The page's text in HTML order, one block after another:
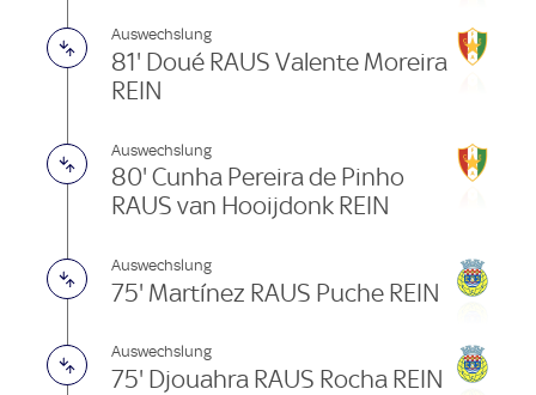
Auswechslung
81' Doué RAUS Valente Moreira
REIN
Auswechslung
80' Cunha Pereira de Pinho
RAUS van Hooijdonk REIN
Auswechslung
75' Martínez RAUS Puche REIN
Auswechslung
75' Djouahra RAUS Rocha REIN